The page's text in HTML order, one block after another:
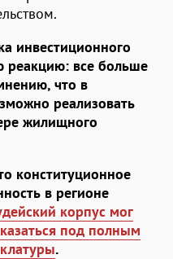
инвестиционного
реакцию: все больше
что в
реализовать
жилищного
конституционное
в регионе
корпус мог
под полным
.